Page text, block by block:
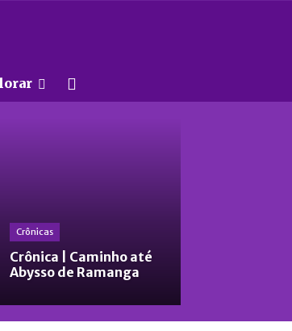
Crônicas
Crônica | Caminho até
Abysso de Ramanga